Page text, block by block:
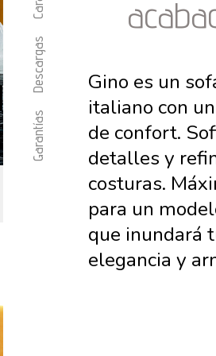
Descargas
Garantías
Gino es un
italiano con
de confort.
detalles y
costuras.
para un
que inundará
elegancia y